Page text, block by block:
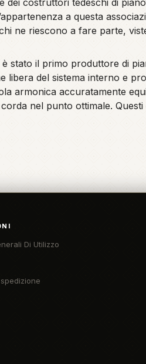
dei costruttori tedeschi di
a questa
ne riescono a fare parte,
stato il primo produttore di
del sistema interno e
armonica accuratamente
nel punto ottimale.
Di Utilizzo